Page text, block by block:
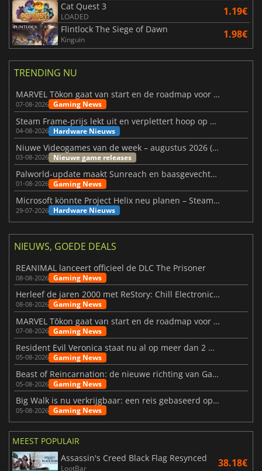
Cat Quest 3
LOADED 1.19€
Flintlock The Siege of Dawn
Kinguin 1.98€
TRENDING NU
MARVEL Tōkon gaat van start en de roadmap voor jaar 1 is bekendgemaakt
07-08-2026 Gaming News
Steam Frame-prijs lekt uit en verplettert hoop op betaalbare VR
04-08-2026 Hardware Nieuws
Niuwe Videogames van de week – augustus 2026 (week 32)
03-08-2026 Nieuwe game releases
Palworld-update maakt Sunreach en baasgevechten stabieler
01-08-2026 Gaming News
Microsoft könnte Project Helix neu planen – Steam-Support wackelt
29-07-2026 Hardware Nieuws
NIEUWS, GOEDE DEALS
REANIMAL lanceert officieel de DLC The Prisoner
08-08-2026 Gaming News
Herleef de jaren 2000 met ReStory: Chill Electronics Repairs
08-08-2026 Gaming News
MARVEL Tōkon gaat van start en de roadmap voor jaar 1 is bekendgemaakt
07-08-2026 Gaming News
Resident Evil Veronica staat nu al op meer dan 2 miljoen verlanglijstjes
05-08-2026 Gaming News
Beast of Reincarnation: de nieuwe richting van Game Freak
05-08-2026 Gaming News
Big Walk is nu verkrijgbaar: een reis gebaseerd op vriendschap
05-08-2026 Gaming News
MEEST POPULAIR
Assassin's Creed Black Flag Resynced
LootBar 38.18€